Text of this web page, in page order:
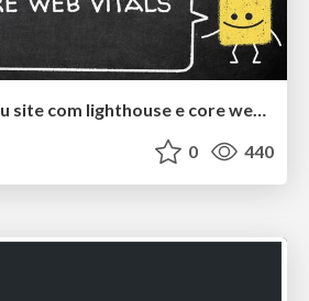
Como otimizar seu site com lighthouse e core web vitals
0 440